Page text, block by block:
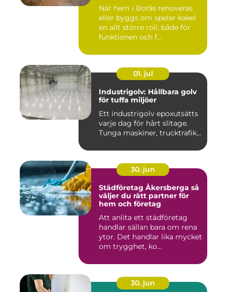
När hem i Borås renoveras
eller byggs om spelar kakel
en allt större roll, både för
funktionen och f...
01. jul
Industrigolv: Hållbara golv
för tuffa miljöer
Ett industrigolv epoxutsätts
varje dag för hårt slitage.
Tunga maskiner, trucktrafik...
30. jun
Städföretag Åkersberga så
väljer du rätt partner för
hem och företag
Att anlita ett städföretag
handlar sällan bara om rena
ytor. Det handlar lika mycket
om trygghet, ko...
30. jun